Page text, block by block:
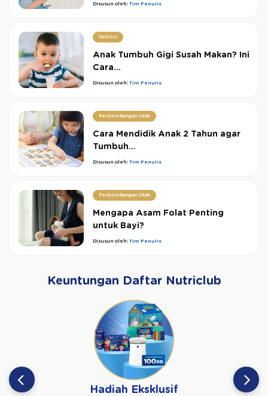
Disusun oleh: Tim Penulis
Nutrisi
Anak Tumbuh Gigi Susah Makan? Ini
Cara...
Disusun oleh: Tim Penulis
Perkembangan Otak
Cara Mendidik Anak 2 Tahun agar
Tumbuh...
Disusun oleh: Tim Penulis
Perkembangan Otak
Mengapa Asam Folat Penting
untuk Bayi?
Disusun oleh: Tim Penulis
Keuntungan Daftar Nutriclub
Hadiah Eksklusif